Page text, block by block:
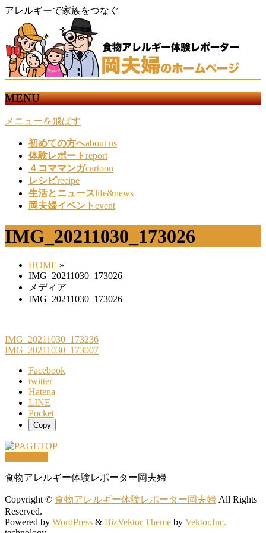
アレルギーで家族をつなぐ
MENU
メニューを飛ばす
初めての方へabout us
体験レポートreport
４コママンガcartoon
レシピrecipe
生活とニュースlife&news
岡夫婦イベントevent
IMG_20211030_173026
HOME »
IMG_20211030_173026
メディア
IMG_20211030_173026
IMG_20211030_173236
IMG_20211030_173007
Facebook
twitter
Hatena
LINE
Pocket
Copy
食物アレルギー体験レポーター岡夫婦
Copyright © 食物アレルギー体験レポーター岡夫婦 All Rights
Reserved.
Powered by WordPress & BizVektor Theme by Vektor,Inc.